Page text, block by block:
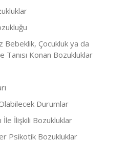
Bebeklik, Çocukluk ya da
Tanısı Konan Bozukluklar
Durumlar
İle İlişkili Bozukluklar
Psikotik Bozukluklar